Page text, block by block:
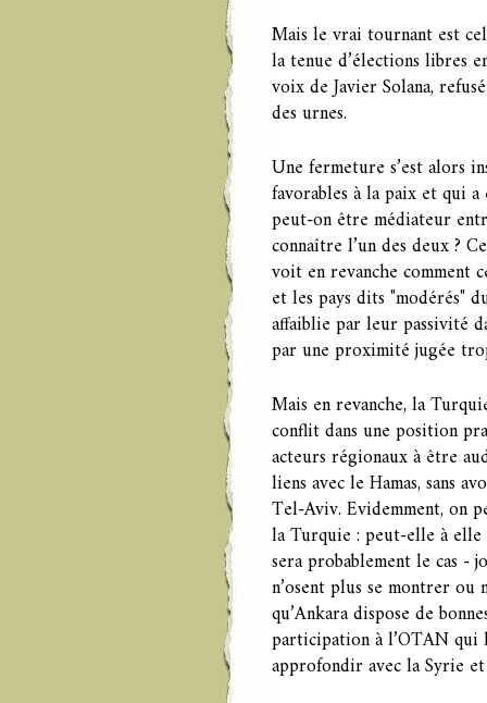
Mais le vrai tournant est
la tenue d’élections libres
voix de Javier Solana,
des urnes.
Une fermeture s’est alors
favorables à la paix et qui
peut-on être médiateur
connaître l’un des deux ?
voit en revanche comment
et les pays dits "modérés"
affaiblie par leur passivité
par une proximité jugée
Mais en revanche, la
conflit dans une position
acteurs régionaux à être
liens avec le Hamas, sans
Tel-Aviv. Evidemment, on
la Turquie : peut-elle à
sera probablement le cas -
n’osent plus se montrer ou
qu’Ankara dispose de
participation à l’OTAN qui
approfondir avec la Syrie